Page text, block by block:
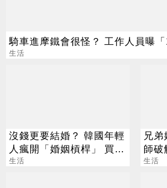
騎車進摩鐵會很怪？ 工作人員曝
生活
沒錢更要結婚？ 韓國年輕
人瘋開「婚姻槓桿」 買房
拚翻轉階級
生活
兄
師破
客族
生活